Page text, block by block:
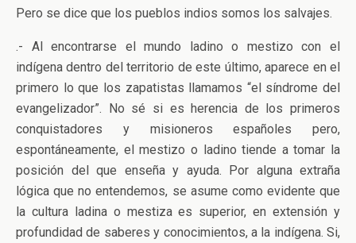
Pero se dice que los pueblos indios somos los salvajes.
.- Al encontrarse el mundo ladino o mestizo con el
indígena dentro del territorio de este último, aparece en el
primero lo que los zapatistas llamamos “el síndrome del
evangelizador”. No sé si es herencia de los primeros
conquistadores y misioneros españoles pero,
espontáneamente, el mestizo o ladino tiende a tomar la
posición del que enseña y ayuda. Por alguna extraña
lógica que no entendemos, se asume como evidente que
la cultura ladina o mestiza es superior, en extensión y
profundidad de saberes y conocimientos, a la indígena. Si,